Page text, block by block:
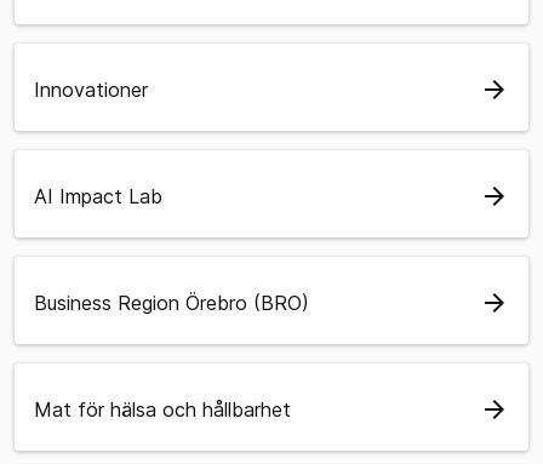
Innovationer arrow_forward
AI Impact Lab arrow_forward
Business Region Örebro (BRO) arrow_forward
Mat för hälsa och hållbarhet arrow_forward